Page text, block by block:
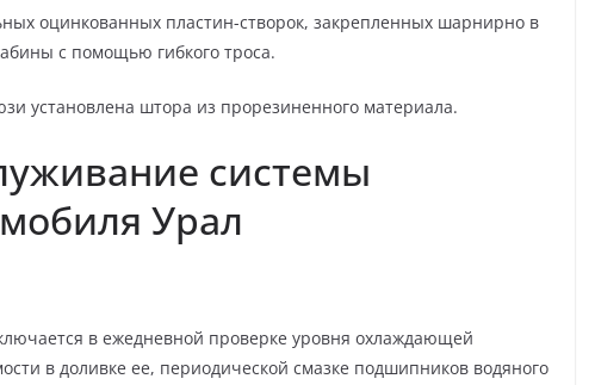
оцинкованных пластин-створок, закрепленных шарнирно в
с помощью гибкого троса.
установлена штора из прорезиненного материала.
системы
Урал
в ежедневной проверке уровня охлаждающей
в доливке ее, периодической смазке подшипников водяного